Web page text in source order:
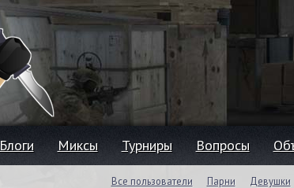
Блоги Миксы Турниры Вопросы
Все пользователи Парни Девушки